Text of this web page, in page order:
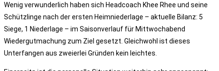
Wenig verwunderlich haben sich Headcoach Khee Rhee und seine
Schützlinge nach der ersten Heimniederlage – aktuelle Bilanz: 5
Siege, 1 Niederlage – im Saisonverlauf für Mittwochabend
Wiedergutmachung zum Ziel gesetzt. Gleichwohl ist dieses
Unterfangen aus zweierlei Gründen kein leichtes.